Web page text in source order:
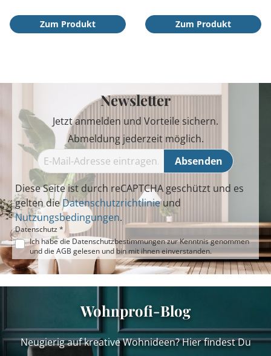
Zum Produkt Zum Produkt
Newsletter
Jetzt anmelden und Vorteile sichern.
Abmeldung jederzeit möglich.
Absenden
Diese Seite ist durch reCAPTCHA geschützt und es
gelten dieDatenschutzrichtlinieund
Nutzungsbedingungen.
Datenschutz *
Ich habe die Datenschutzbestimmungenzur Kenntnis genommen
und die AGB gelesen und bin mit ihnen einverstanden.
Wohnprofi-Blog
Neugierig auf kreative Wohnideen? Hier findest Du